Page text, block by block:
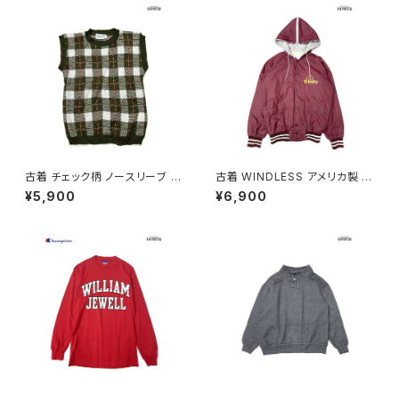
古着 チェック柄 ノースリーブ ベ
スト 緑 (ttu2501125)
¥5,900
古着 WINDLESS アメリカ製 前
開き 無地 ワンポイント ナイロ
ン100％ 長袖 アウター ライトジ
¥6,900